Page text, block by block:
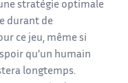
stratégie optimale
durant de
ce jeu, même si
qu’un humain
longtemps.